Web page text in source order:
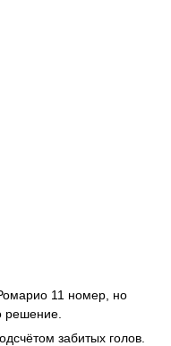
11 номер, но
решение.
забитых голов.